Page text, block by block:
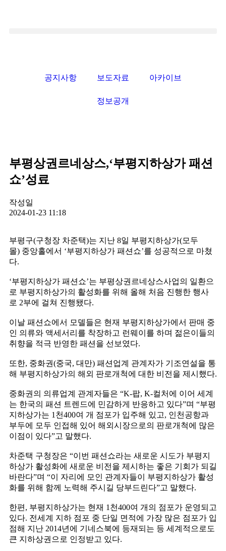
공지사항 보도자료 아카이브
정보공개
부평상권르네상스,‘부평지하상가 패션
쇼’성료
작성일
2024-01-23 11:18
부평구(구청장 차준택)는 지난 8일 부평지하상가(모두
몰) 중앙홀에서 ‘부평지하상가 패션쇼’를 성공적으로 마쳤
다.
‘부평지하상가 패션쇼’는 부평상권르네상스사업의 일환으
로 부평지하상가의 활성화를 위해 올해 처음 진행한 행사
로 2부에 걸쳐 진행됐다.
이날 패션쇼에서 모델들은 현재 부평지하상가에서 판매 중
인 의류와 액세서리를 착장하고 런웨이를 하며 젊은이들의
취향을 적극 반영한 패션을 선보였다.
또한, 중화권(중국, 대만) 패션업계 관계자가 기조연설을 통
해 부평지하상가의 해외 판로개척에 대한 비전을 제시했다.
중화권의 의류업계 관계자들은 “K-팝, K-컬처에 이어 세계
는 한국의 패션 트렌드에 민감하게 반응하고 있다”며 “부평
지하상가는 1천400여 개 점포가 입주해 있고, 인천공항과
부두에 모두 인접해 있어 해외시장으로의 판로개척에 많은
이점이 있다”고 말했다.
차준택 구청장은 “이번 패션쇼라는 새로운 시도가 부평지
하상가 활성화에 새로운 비전을 제시하는 좋은 기회가 되길
바란다”며 “이 자리에 모인 관계자들이 부평지하상가 활성
화를 위해 함께 노력해 주시길 당부드린다”고 말했다.
한편, 부평지하상가는 현재 1천400여 개의 점포가 운영되고
있다. 전세계 지하 점포 중 단일 면적에 가장 많은 점포가 입
점해 지난 2014년에 기네스북에 등재되는 등 세계적으로도
큰 지하상권으로 인정받고 있다.